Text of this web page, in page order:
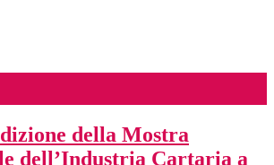
della Mostra
dell’Industria Cartaria a